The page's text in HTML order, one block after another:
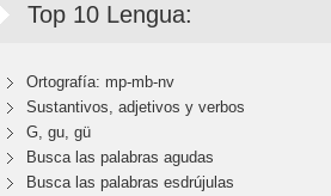
Top 10 Lengua:
Ortografía: mp-mb-nv
Sustantivos, adjetivos y verbos
G, gu, gü
Busca las palabras agudas
Busca las palabras esdrújulas